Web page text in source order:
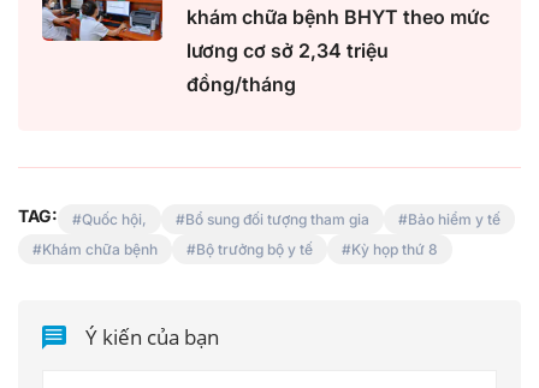
khám chữa bệnh BHYT theo mức
lương cơ sở 2,34 triệu
đồng/tháng
TAG: Quốc hội, Bổ sung đối tượng tham gia
Bảo hiểm y tế
Khám chữa bệnh
Bộ trưởng bộ y tế Kỳ họp thứ 8
Ý kiến của bạn